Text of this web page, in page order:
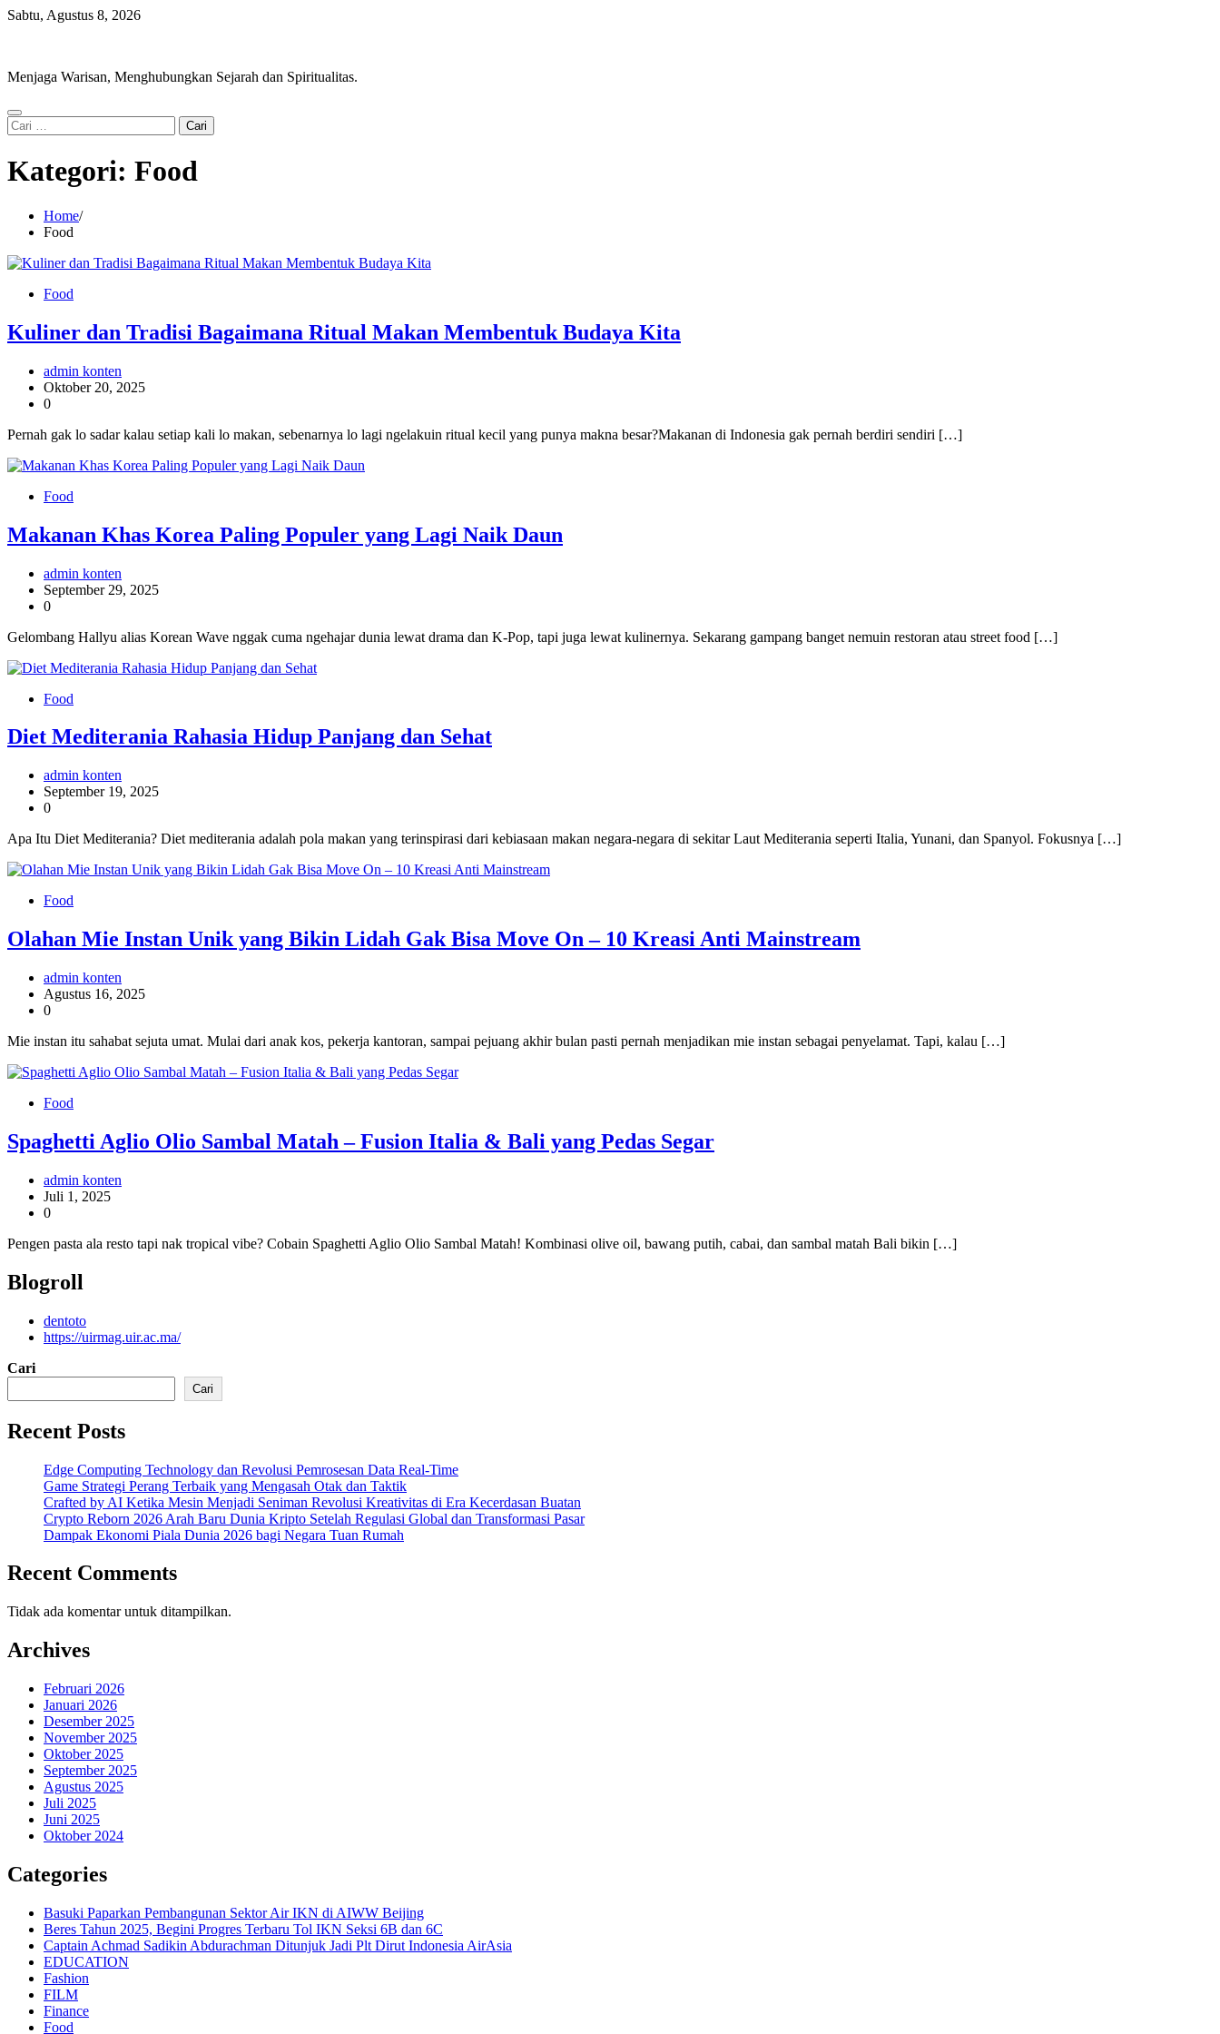
Skip
Sabtu, Agustus 8, 2026
Menjaga Warisan, Menghubungkan Sejarah dan Spiritualitas.
Cari
untuk:
Kategori: Food
Home
Food
Food
Kuliner dan Tradisi Bagaimana Ritual Makan Membentuk Budaya Kita
admin konten
Oktober 20, 2025
0
Pernah gak lo sadar kalau setiap kali lo makan, sebenarnya lo lagi ngelakuin ritual kecil yang punya makna besar?Makanan di Indonesia gak pernah berdiri sendiri […]
Food
Makanan Khas Korea Paling Populer yang Lagi Naik Daun
admin konten
September 29, 2025
0
Gelombang Hallyu alias Korean Wave nggak cuma ngehajar dunia lewat drama dan K-Pop, tapi juga lewat kulinernya. Sekarang gampang banget nemuin restoran atau street food […]
Food
Diet Mediterania Rahasia Hidup Panjang dan Sehat
admin konten
September 19, 2025
0
Apa Itu Diet Mediterania? Diet mediterania adalah pola makan yang terinspirasi dari kebiasaan makan negara-negara di sekitar Laut Mediterania seperti Italia, Yunani, dan Spanyol. Fokusnya […]
Food
Olahan Mie Instan Unik yang Bikin Lidah Gak Bisa Move On – 10 Kreasi Anti Mainstream
admin konten
Agustus 16, 2025
0
Mie instan itu sahabat sejuta umat. Mulai dari anak kos, pekerja kantoran, sampai pejuang akhir bulan pasti pernah menjadikan mie instan sebagai penyelamat. Tapi, kalau […]
Food
Spaghetti Aglio Olio Sambal Matah – Fusion Italia & Bali yang Pedas Segar
admin konten
Juli 1, 2025
0
Pengen pasta ala resto tapi nak tropical vibe? Cobain Spaghetti Aglio Olio Sambal Matah! Kombinasi olive oil, bawang putih, cabai, dan sambal matah Bali bikin […]
Blogroll
dentoto
https://uirmag.uir.ac.ma/
Cari
Cari
Recent Posts
Edge Computing Technology dan Revolusi Pemrosesan Data Real-Time
Game Strategi Perang Terbaik yang Mengasah Otak dan Taktik
Crafted by AI Ketika Mesin Menjadi Seniman Revolusi Kreativitas di Era Kecerdasan Buatan
Crypto Reborn 2026 Arah Baru Dunia Kripto Setelah Regulasi Global dan Transformasi Pasar
Dampak Ekonomi Piala Dunia 2026 bagi Negara Tuan Rumah
Recent Comments
Tidak ada komentar untuk ditampilkan.
Archives
Februari 2026
Januari 2026
Desember 2025
November 2025
Oktober 2025
September 2025
Agustus 2025
Juli 2025
Juni 2025
Oktober 2024
Categories
Basuki Paparkan Pembangunan Sektor Air IKN di AIWW Beijing
Beres Tahun 2025, Begini Progres Terbaru Tol IKN Seksi 6B dan 6C
Captain Achmad Sadikin Abdurachman Ditunjuk Jadi Plt Dirut Indonesia AirAsia
EDUCATION
Fashion
FILM
Finance
Food